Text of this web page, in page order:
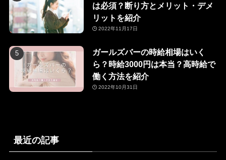
は必須？断り方とメリット・デメ
リットを紹介
2022年11月17日
ガールズバーの時給相場はいく
ら？時給3000円は本当？高時給で
働く方法を紹介
2022年10月31日
最近の記事